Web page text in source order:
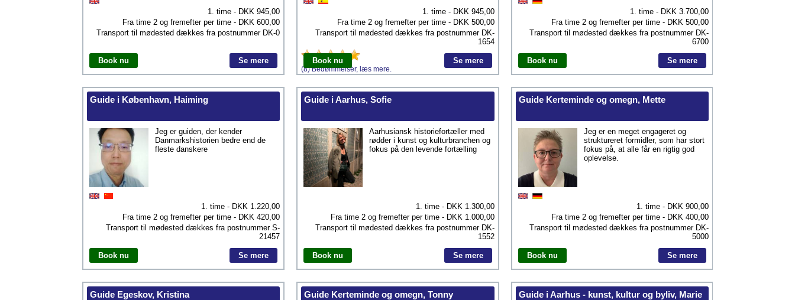
1. time - DKK945,00
Fra time 2 og fremefter per time - DKK600,00
Transport til mødested dækkes fra postnummer DK-0
Book nu Se mere
1. time - DKK 945,00
Fra time 2 og fremefter per time - DKK 500,00
Transport til mødested dækkes fra postnummer DK-
1654
(8) Bedømmelser, læs mere.
Book nu Se mere
1. time - DKK 3.700,00
Fra time 2 og fremefter per time - DKK 500,00
Transport til mødested dækkes fra postnummer DK-
6700
Book nu Se mere
Guide i København, Haiming
Jeg er guiden, der kender
Danmarkshistorien bedre end de
fleste danskere
1. time - DKK 1.220,00
Fra time 2 og fremefter per time - DKK420,00
Transport til mødested dækkes fra postnummerS-
21457
Book nu Se mere
Guide i Aarhus, Sofie
Aarhusiansk historiefortæller med
rødder i kunst og kulturbranchen og
fokus på den levende fortælling
1. time - DKK 1.300,00
Fra time 2 og fremefter per time - DKK 1.000,00
Transport til mødested dækkes fra postnummer DK-
1552
Book nu Se mere
Guide Kerteminde og omegn, Mette
Jeg er en meget engageret og
struktureret formidler, som har stort
fokus på, at alle får en rigtig god
oplevelse.
1. time - DKK 900,00
Fra time 2 og fremefter per time - DKK 400,00
Transport til mødested dækkes fra postnummer DK-
5000
Book nu Se mere
Guide Egeskov, Kristina Guide Kerteminde og omegn, Tonny Guide i Aarhus - kunst, kultur og byliv, Marie